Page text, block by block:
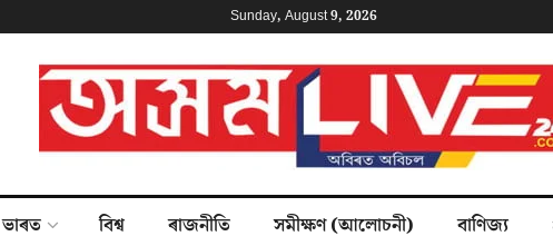
Sunday, August 9, 2026
ভাৰত বিশ্ব ৰাজনীতি সমীক্ষণ (আলোচনী) বাণিজ্য